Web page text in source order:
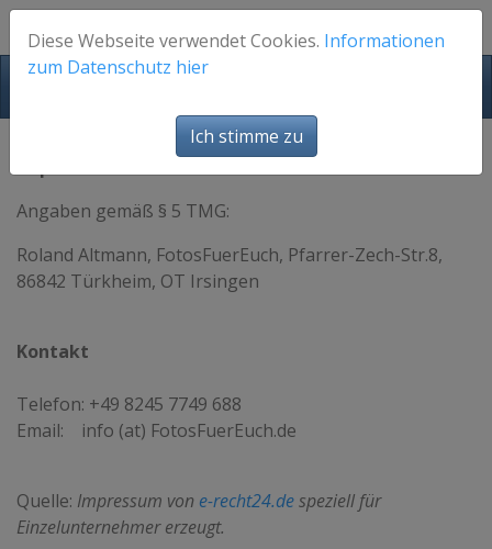
Angaben gemäß § 5 TMG:
Roland Altmann, FotosFuerEuch, Pfarrer-Zech-Str.8,
86842 Türkheim, OT Irsingen
Kontakt
Telefon: +49 8245 7749 688
Email: info (at) FotosFuerEuch.de
Quelle: Impressum von e-recht24.despeziell für
Einzelunternehmer erzeugt.
Diese Webseite verwendet Cookies. Informationen
zum Datenschutz hier
Ich stimme zu